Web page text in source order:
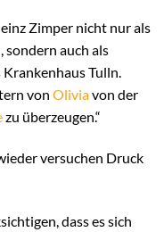
Zimper nicht nur als
auch als
Tulln.
von Oliviavon der
zu überzeugen.“
versuchen Druck
dass es sich